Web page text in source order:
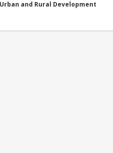
Urban and Rural Development